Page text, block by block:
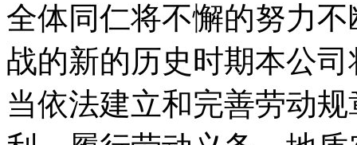
全体同仁将不懈的努力
战的新的历史时期本公
当依法建立和完善劳动